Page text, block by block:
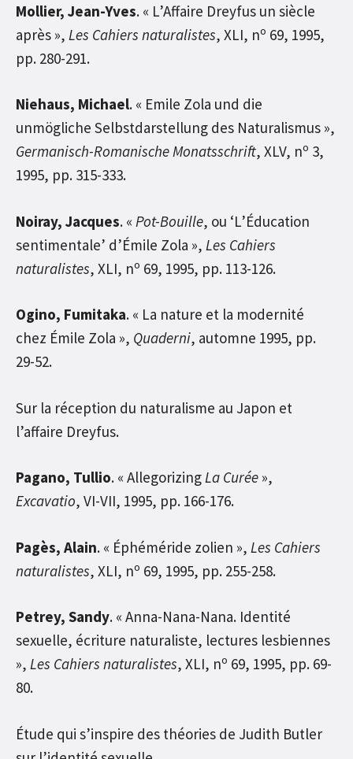
Mollier, Jean-Yves. « L’Affaire Dreyfus un siècle
après », Les Cahiers naturalistes, XLI, no 69, 1995,
pp. 280-291.
Niehaus, Michael. « Emile Zola und die
unmögliche Selbstdarstellung des Naturalismus »,
Germanisch-Romanische Monatsschrift, XLV, no 3,
1995, pp. 315-333.
Noiray, Jacques. « Pot-Bouille, ou ‘L’Éducation
sentimentale’ d’Émile Zola », Les Cahiers
naturalistes, XLI, no 69, 1995, pp. 113-126.
Ogino, Fumitaka. « La nature et la modernité
chez Émile Zola », Quaderni, automne 1995, pp.
29-52.
Sur la réception du naturalisme au Japon et
l’affaire Dreyfus.
Pagano, Tullio. « AllegorizingLa Curée »,
Excavatio, VI-VII, 1995, pp. 166-176.
Pagès, Alain. « Éphéméride zolien », Les Cahiers
naturalistes, XLI, no 69, 1995, pp. 255-258.
Petrey, Sandy. « Anna-Nana-Nana. Identité
sexuelle, écriture naturaliste, lectures lesbiennes
», Les Cahiers naturalistes, XLI, no 69, 1995, pp. 69-
80.
Étude qui s’inspire des théories de Judith Butler